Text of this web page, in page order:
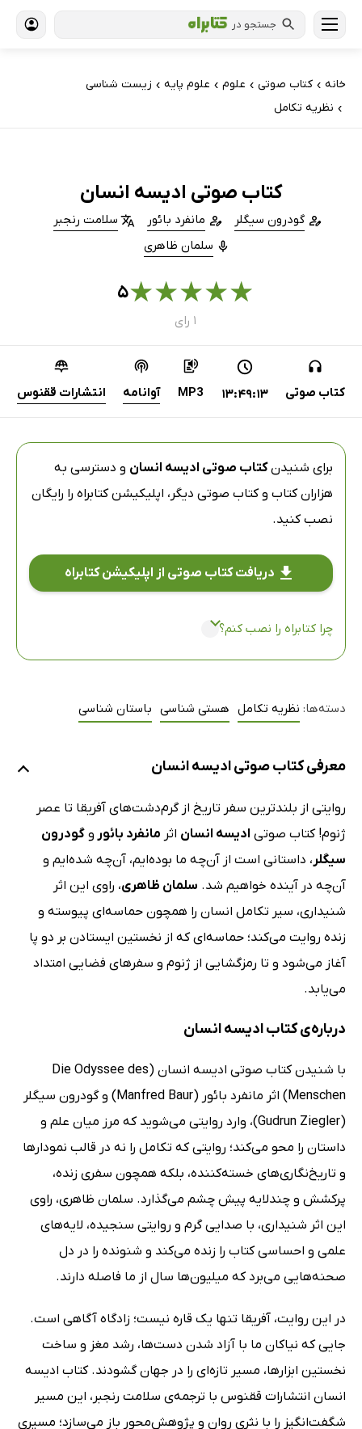
جستجو در
خانه › کتاب‌ صوتی › علوم › علوم پایه › زیست شناسی
› نظریه تکامل
کتاب صوتی ادیسه انسان
گودرون سیگلر مانفرد بائور
سلامت رنجبر
سلمان ظاهری
★
★
★
★
★۵
۱ رای
کتاب صوتی 13:49:13
MP3 آوانامه انتشارات ققنوس
برای شنیدنکتاب صوتی ادیسه انسان و دسترسی به
هزاران کتاب و کتاب صوتی دیگر، اپلیکیشن کتابراه را رایگان
نصب کنید.
دریافت کتاب صوتی از اپلیکیشن کتابراه
چرا کتابراه را نصب کنم؟
دسته‌ها: نظریه تکامل هستی شناسی باستان شناسی
معرفی کتاب صوتی ادیسه انسان
روایتی از بلندترین سفر تاریخ از گرم‌دشت‌های آفریقا تا عصر
ژنوم! کتاب صوتی ادیسه انسان اثر مانفرد بائور و گودرون
سیگلر، داستانی است از آن‌چه ما بوده‌ایم، آن‌چه شده‌ایم و
آن‌چه در آینده خواهیم شد. سلمان ظاهری، راوی این اثر
شنیداری، سیر تکامل انسان را همچون حماسه‌ای پیوسته و
زنده روایت می‌کند؛ حماسه‌ای که از نخستین ایستادن بر دو پا
آغاز می‌شود و تا رمزگشایی از ژنوم و سفرهای فضایی امتداد
می‌یابد.
درباره‌ی کتاب ادیسه انسان
با شنیدن کتاب صوتی ادیسه انسان (Die Odyssee des
Menschen) اثر مانفرد بائور (Manfred Baur) و گودرون سیگلر
(Gudrun Ziegler)، وارد روایتی می‌شوید که مرز میان علم و
داستان را محو می‌کند؛ روایتی که تکامل را نه در قالب نمودارها
و تاریخ‌‌نگاری‌های خسته‌کننده، بلکه همچون سفری زنده،
پرکشش و چندلایه پیش چشم می‌گذارد. سلمان ظاهری، راوی
این اثر شنیداری، با صدایی گرم و روایتی سنجیده، لایه‌های
علمی و احساسی کتاب را زنده می‌کند و شنونده را در دل
صحنه‌هایی می‌برد که میلیون‌ها سال از ما فاصله دارند.
در این روایت، آفریقا تنها یک قاره نیست؛ زادگاه آگاهی است.
جایی که نیاکان ما با آزاد شدن دست‌ها، رشد مغز و ساخت
نخستین ابزارها، مسیر تازه‌ای را در جهان گشودند. کتاب ادیسه
انسان انتشارات ققنوس با ترجمه‌ی سلامت رنجبر، این مسیر
شگفت‌انگیز را با نثری روان و پژوهش‌محور باز می‌سازد؛ مسیری